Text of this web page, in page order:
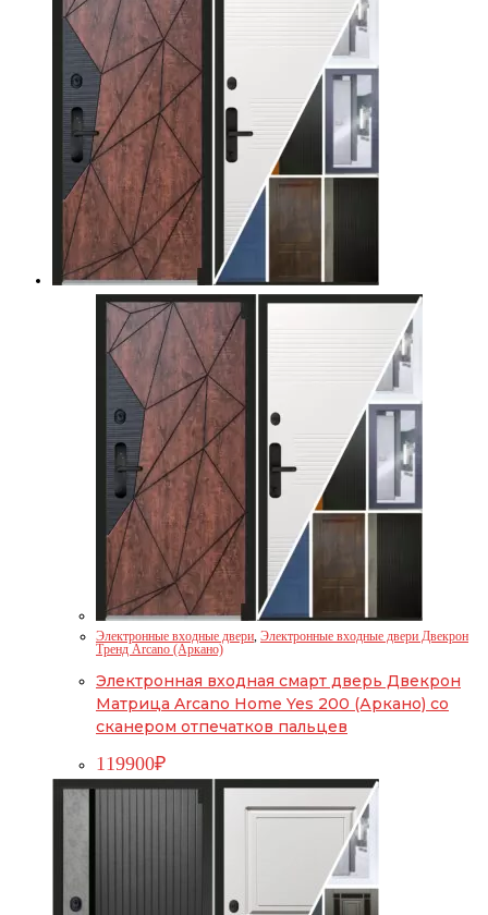
Электронные входные двери Электронные входные двери Двекрон
Тренд Arcano (Аркано)
Электронная входная смарт дверь Двекрон
Матрица Arcano Home Yes 200 (Аркано) со
сканером отпечатков пальцев
119900₽